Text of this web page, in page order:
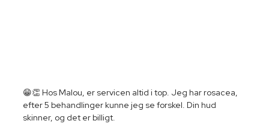
😁👏 Hos Malou, er servicen altid i top. Jeg har rosacea,
efter 5 behandlinger kunne jeg se forskel. Din hud
skinner, og det er billigt.